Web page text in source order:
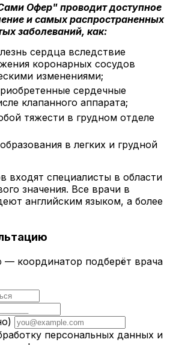
Офер" проводит доступное
и самых распространенных
заболеваний, как:
сердца вследствие
коронарных сосудов
изменениями;
сердечные
клапанного аппарата;
тяжести в грудном отделе
в легких и грудной
входят специалисты в области
значения. Все врачи в
английским языком, а более
координатор подберёт врача
персональных данных и